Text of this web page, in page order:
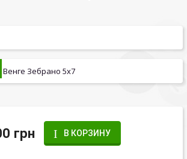
грн В КОРЗИНУ